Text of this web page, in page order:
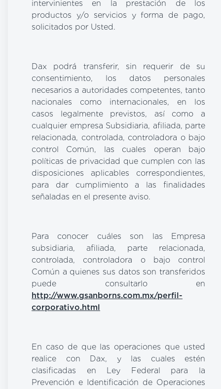
intervinientes en la prestación de los
productos y/o servicios y forma de pago,
solicitados por Usted.
Dax podrá transferir, sin requerir de su
consentimiento, los datos personales
necesarios a autoridades competentes, tanto
nacionales como internacionales, en los
casos legalmente previstos, así como a
cualquier empresa Subsidiaria, afiliada, parte
relacionada, controlada, controladora o bajo
control Común, las cuales operan bajo
políticas de privacidad que cumplen con las
disposiciones aplicables correspondientes,
para dar cumplimiento a las finalidades
señaladas en el presente aviso.
Para conocer cuáles son las Empresa
subsidiaria, afiliada, parte relacionada,
controlada, controladora o bajo control
Común a quienes sus datos son transferidos
puede consultarlo en
http://www.gsanborns.com.mx/perfil-
corporativo.html
En caso de que las operaciones que usted
realice con Dax, y las cuales estén
clasificadas en Ley Federal para la
Prevención e Identificación de Operaciones